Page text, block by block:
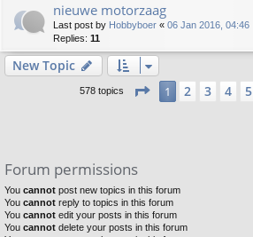
nieuwe motorzaag
Last post by Hobbyboer « 06 Jan 2016, 04:46
Replies: 11
New Topic
578 topics Page 1of12
1 2 3 4 5
Forum permissions
You cannot post new topics in this forum
You cannot reply to topics in this forum
You cannot edit your posts in this forum
You cannot delete your posts in this forum